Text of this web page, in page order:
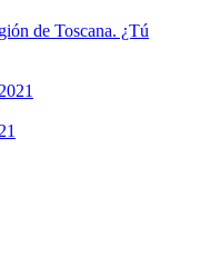
de Toscana. ¿Tú